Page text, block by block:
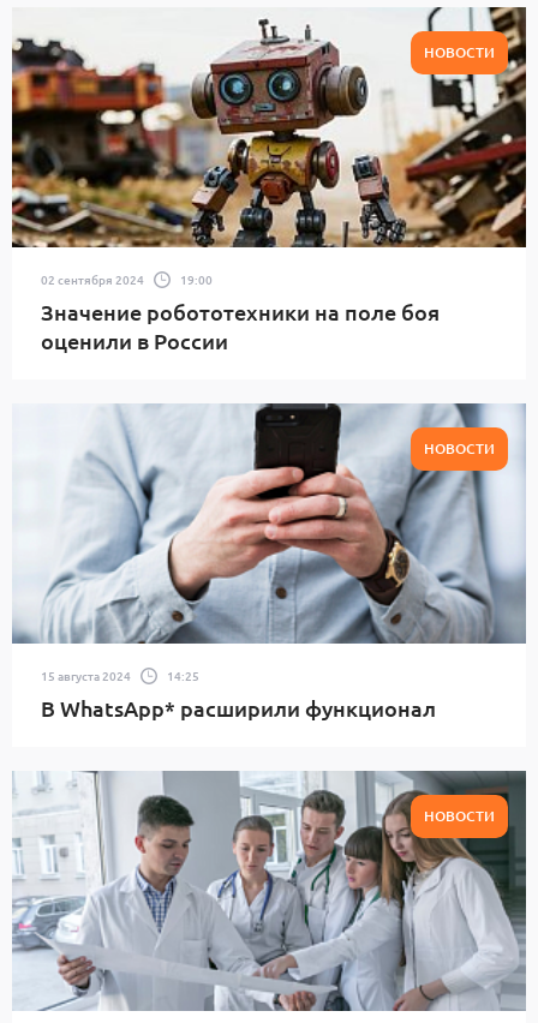
НОВОСТИ
02 сентября 2024 19:00
Значение робототехники на поле боя
оценили в России
НОВОСТИ
15 августа 2024 14:25
В WhatsApp* расширили функционал
НОВОСТИ